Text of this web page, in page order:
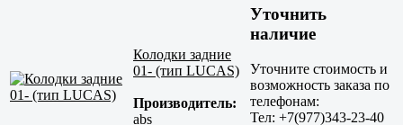
Колодки задние
01- (тип LUCAS)
Производитель:
abs
Уточнить
наличие
Уточните стоимость и
возможность заказа по
телефонам:
Тел: +7(977)343-23-40